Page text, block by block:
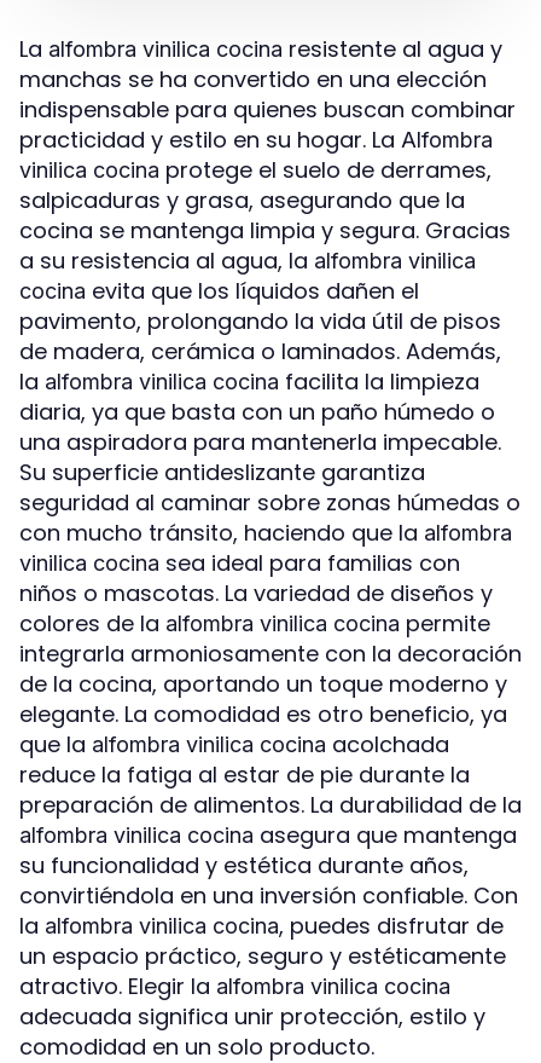
La alfombra vinilica cocina resistente al agua y
manchas se ha convertido en una elección
indispensable para quienes buscan combinar
practicidad y estilo en su hogar. La Alfombra
vinilica cocina protege el suelo de derrames,
salpicaduras y grasa, asegurando que la
cocina se mantenga limpia y segura. Gracias
a su resistencia al agua, la alfombra vinilica
cocina evita que los líquidos dañen el
pavimento, prolongando la vida útil de pisos
de madera, cerámica o laminados. Además,
la alfombra vinilica cocina facilita la limpieza
diaria, ya que basta con un paño húmedo o
una aspiradora para mantenerla impecable.
Su superficie antideslizante garantiza
seguridad al caminar sobre zonas húmedas o
con mucho tránsito, haciendo que la alfombra
vinilica cocina sea ideal para familias con
niños o mascotas. La variedad de diseños y
colores de la alfombra vinilica cocina permite
integrarla armoniosamente con la decoración
de la cocina, aportando un toque moderno y
elegante. La comodidad es otro beneficio, ya
que la alfombra vinilica cocina acolchada
reduce la fatiga al estar de pie durante la
preparación de alimentos. La durabilidad de la
alfombra vinilica cocina asegura que mantenga
su funcionalidad y estética durante años,
convirtiéndola en una inversión confiable. Con
la alfombra vinilica cocina, puedes disfrutar de
un espacio práctico, seguro y estéticamente
atractivo. Elegir la alfombra vinilica cocina
adecuada significa unir protección, estilo y
comodidad en un solo producto.